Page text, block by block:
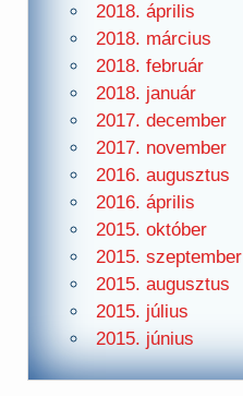
2018. április
2018. március
2018. február
2018. január
2017. december
2017. november
2016. augusztus
2016. április
2015. október
2015. szeptember
2015. augusztus
2015. július
2015. június